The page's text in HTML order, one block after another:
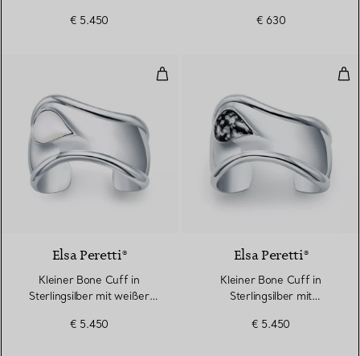
€ 5.450
€ 630
Kleiner Bone Cuff in
Elsa Peretti®
Kleiner Bone Cuff in
Sterlingsilber mit weißer
€ 5.450
Elsa Peretti®
Kleiner Bone Cuff in
Sterlingsilber mit
€ 5.450